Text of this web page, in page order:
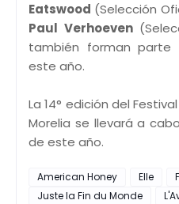
Eatswood (Selección
Paul Verhoeven
también forman parte
este año.
La 14° edición del
Morelia se llevará a
de este año.
American Honey Elle
Juste la Fin du Monde